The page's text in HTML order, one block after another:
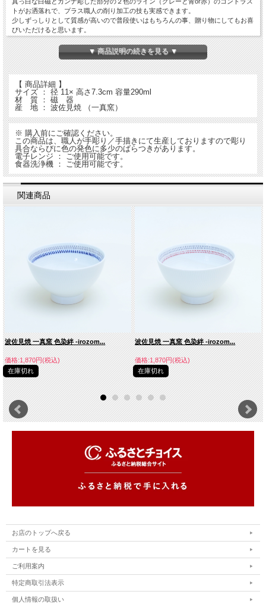
トがお洒落れで、プラス職人の削り加工の技も実感できます。
少しずっしりとして質感が高いので普段使いはもちろんの事、贈り物にしてもお喜
びいただけると思います。
色染絆DeepボウルはＳ／Ｍ／Ｌの３サイズのラインナップです。
▼ 商品説明の続きを見る ▼
【 商品詳細 】
サイズ ： 径 11× 高さ7.3cm 容量290ml
材 質 ： 磁 器
産 地 ： 波佐見焼 （一真窯）
※ 購入前にご確認ください。
この商品は、職人が手彫り／手描きにて生産しておりますので彫り
具合ならびに色の発色に多少のばらつきがあります。
電子レンジ ： ご使用可能です。
食器洗浄機 ： ご使用可能です。
関連商品
波佐見焼 一真窯 色染絆 -irozom...
価格:1,870円(税込)
在庫切れ
波佐見焼 一真窯 色染絆 -irozom...
価格:1,870円(税込)
在庫切れ
お店のトップへ戻る
カートを見る
ご利用案内
特定商取引法表示
個人情報の取扱い